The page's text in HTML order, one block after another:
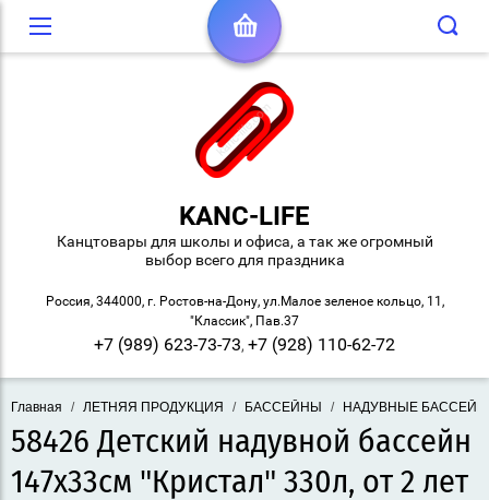
KANC-LIFE
Канцтовары для школы и офиса, а так же огромный
выбор всего для праздника
Россия, 344000, г. Ростов-на-Дону, ул.Малое зеленое кольцо, 11,
"Классик", Пав.37
+7 (989) 623-73-73, +7 (928) 110-62-72
Главная / ЛЕТНЯЯ ПРОДУКЦИЯ / БАССЕЙНЫ / НАДУВНЫЕ
58426 Детский надувной бассейн
147х33см "Кристал" 330л, от 2 лет